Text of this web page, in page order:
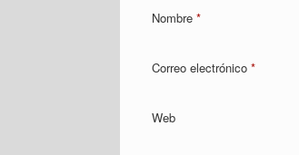
Nombre *
Correo electrónico *
Web